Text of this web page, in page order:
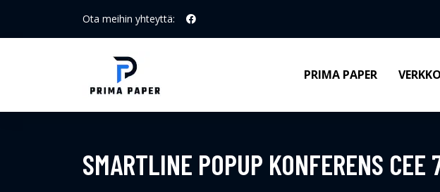
Ota meihin yhteyttä:
PRIMA PAPER
SMARTLINE POPUP KONFERENS